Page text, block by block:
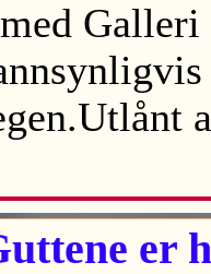
Galleri
er